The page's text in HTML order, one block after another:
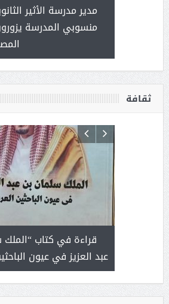
مدير مدرسة الأثير
منسوبي المدرسة
ثقافة
قراءة في كتاب
عبد العزيز في عيون
لايعرف